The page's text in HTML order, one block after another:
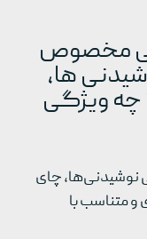
مخصوص
ها،
چای و قهوه تهران 1404 چه ویژگی
نوشیدنی‌ها، چای
و متناسب با